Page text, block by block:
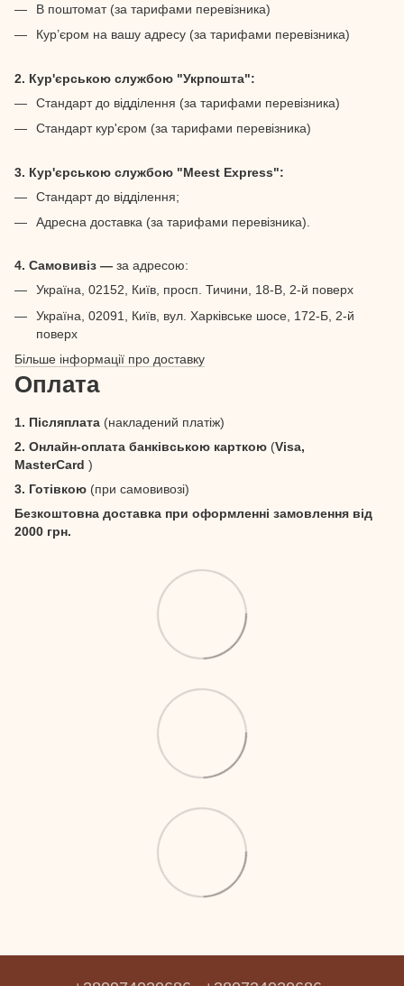
В поштомат (за тарифами перевізника)
Кур’єром на вашу адресу (за тарифами перевізника)
2. Кур'єрською службою "Укрпошта":
Стандарт до відділення (за тарифами перевізника)
Стандарт кур'єром (за тарифами перевізника)
3. Кур'єрською службою "Meest Express":
Стандарт до відділення;
Адресна доставка (за тарифами перевізника).
4. Самовивіз — за адресою:
Україна, 02152, Київ, просп. Тичини, 18-В, 2-й поверх
Україна, 02091, Київ, вул. Харківське шосе, 172-Б, 2-й
поверх
Більше інформації про доставку
Оплата
1. Післяплата (накладений платіж)
2. Онлайн-оплата банківською карткою (Visa,
MasterCard )
3. Готівкою (при самовивозі)
Безкоштовна доставка при оформленні замовлення від
2000 грн.